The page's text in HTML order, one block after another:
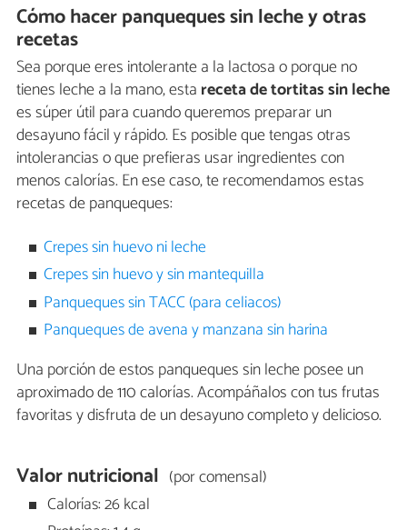
Cómo hacer panqueques sin leche y otras
recetas
Sea porque eres intolerante a la lactosa o porque no
tienes leche a la mano, esta receta de tortitas sin leche
es súper útil para cuando queremos preparar un
desayuno fácil y rápido. Es posible que tengas otras
intolerancias o que prefieras usar ingredientes con
menos calorías. En ese caso, te recomendamos estas
recetas de panqueques:
Crepes sin huevo ni leche
Crepes sin huevo y sin mantequilla
Panqueques sin TACC (para celiacos)
Panqueques de avena y manzana sin harina
Una porción de estos panqueques sin leche posee un
aproximado de 110 calorías. Acompáñalos con tus frutas
favoritas y disfruta de un desayuno completo y delicioso.
Valor nutricional (por comensal)
Calorías: 26 kcal